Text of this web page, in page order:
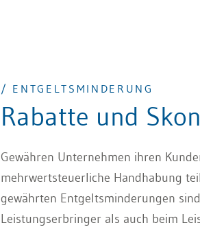
/ ENTGELTSMINDERUNG
Rabatte und
Gewähren Unternehmen ihren
mehrwertsteuerliche Handhabung
gewährten Entgeltsminderungen
Leistungserbringer als auch beim